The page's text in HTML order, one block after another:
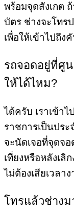
พร้อมจุดสังเกต
บัตร ช่างจะโทร
เพื่อให้เข้าไปถึง
รถจอดอยู่ที่ศู
ให้ได้ไหม?
ได้ครับ เราเข้า
ราชการเป็นปร
จะนัดเจอที่จุดจ
เที่ยงหรือหลังเลิ
ไม่ต้องเสียเวลา
โทรแล้วช่างม